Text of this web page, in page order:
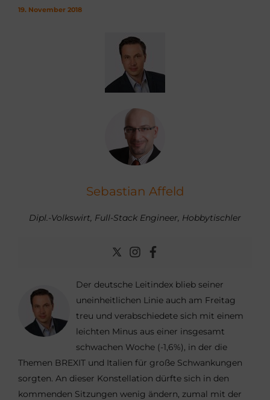
19. November 2018
Sebastian Affeld
Dipl.-Volkswirt, Full-Stack Engineer, Hobbytischler
Der deutsche Leitindex blieb seiner
uneinheitlichen Linie auch am Freitag
treu und verabschiedete sich mit einem
leichten Minus aus einer insgesamt
schwachen Woche (-1,6%), in der die
Themen BREXIT und Italien für große Schwankungen
sorgten. An dieser Konstellation dürfte sich in den
kommenden Sitzungen wenig ändern, zumal mit der